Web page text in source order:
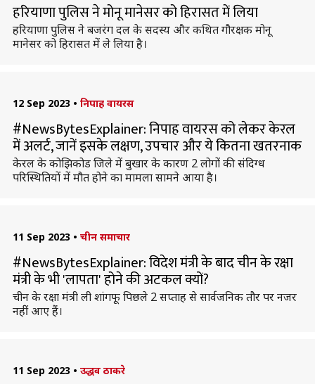
हरियाणा पुलिस ने मोनू मानेसर को हिरासत में लिया
हरियाणा पुलिस ने बजरंग दल के सदस्य और कथित गौरक्षक मोनू
मानेसर को हिरासत में ले लिया है।
12 Sep 2023 • निपाह वायरस
#NewsBytesExplainer: निपाह वायरस को लेकर केरल
में अलर्ट, जानें इसके लक्षण, उपचार और ये कितना खतरनाक
केरल के कोझिकोड जिले में बुखार के कारण 2 लोगों की संदिग्ध
परिस्थितियों में मौत होने का मामला सामने आया है।
11 Sep 2023 • चीन समाचार
#NewsBytesExplainer: विदेश मंत्री के बाद चीन के रक्षा
मंत्री के भी 'लापता' होने की अटकल क्यों?
चीन के रक्षा मंत्री ली शांगफू पिछले 2 सप्ताह से सार्वजनिक तौर पर नजर
नहीं आए हैं।
11 Sep 2023 • उद्धव ठाकरे